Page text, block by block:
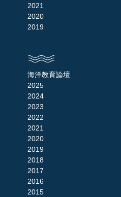
2021
2020
2019
海洋教育論壇
2025
2024
2023
2022
2021
2020
2019
2018
2017
2016
2015